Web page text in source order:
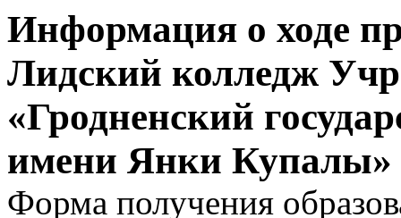
Информация о ходе
Лидский колледж
«Гродненский
имени Янки Купалы»
Форма получения